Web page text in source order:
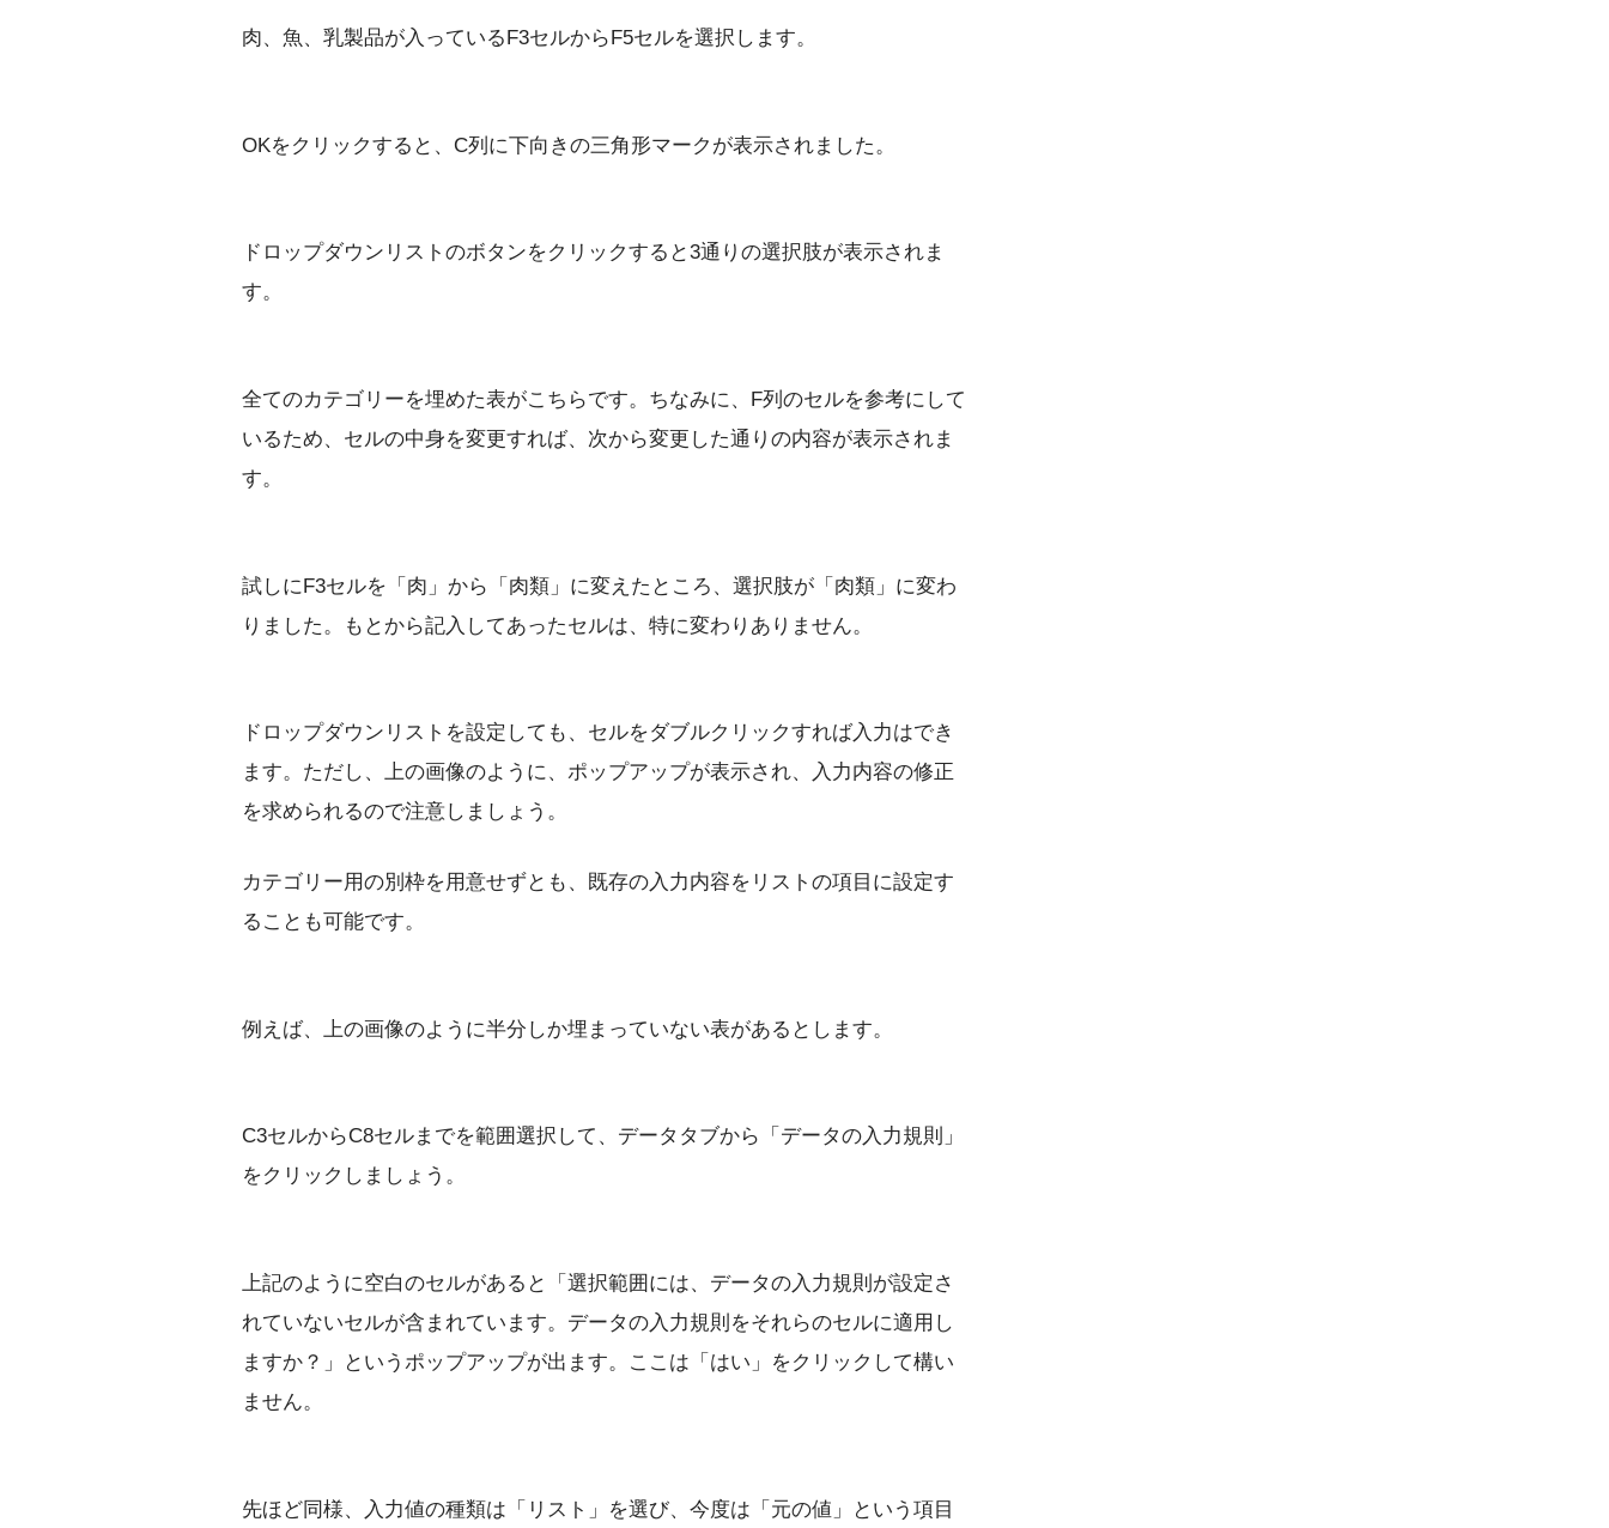
肉、魚、乳製品が入っているF3セルからF5セルを選択します。
OKをクリックすると、C列に下向きの三角形マークが表示されました。
ドロップダウンリストのボタンをクリックすると3通りの選択肢が表示されま
す。
全てのカテゴリーを埋めた表がこちらです。ちなみに、F列のセルを参考にして
いるため、セルの中身を変更すれば、次から変更した通りの内容が表示されま
す。
試しにF3セルを「肉」から「肉類」に変えたところ、選択肢が「肉類」に変わ
りました。もとから記入してあったセルは、特に変わりありません。
ドロップダウンリストを設定しても、セルをダブルクリックすれば入力はでき
ます。ただし、上の画像のように、ポップアップが表示され、入力内容の修正
を求められるので注意しましょう。
カテゴリー用の別枠を用意せずとも、既存の入力内容をリストの項目に設定す
ることも可能です。
例えば、上の画像のように半分しか埋まっていない表があるとします。
C3セルからC8セルまでを範囲選択して、データタブから「データの入力規則」
をクリックしましょう。
上記のように空白のセルがあると「選択範囲には、データの入力規則が設定さ
れていないセルが含まれています。データの入力規則をそれらのセルに適用し
ますか？」というポップアップが出ます。ここは「はい」をクリックして構い
ません。
先ほど同様、入力値の種類は「リスト」を選び、今度は「元の値」という項目